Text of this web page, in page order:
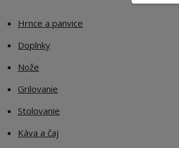
Hrnce a panvice
Doplnky
Nože
Grilovanie
Stolovanie
Káva a čaj